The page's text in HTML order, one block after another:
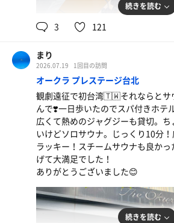
続きを読む
3 121
まり
2026.07.19 1回目の訪問
オークラ プレステージ台北
観劇遠征で初台湾🇹🇼それならとサ
んで❣️一日歩いたのでスパ付きホテ
広くて熱めのジャグジーも貸切。
いけどソロサウナ。じっくり10分
ラッキー！スチームサウナも良か
げて大満足でした！
ありがとうございました😊
続きを読む